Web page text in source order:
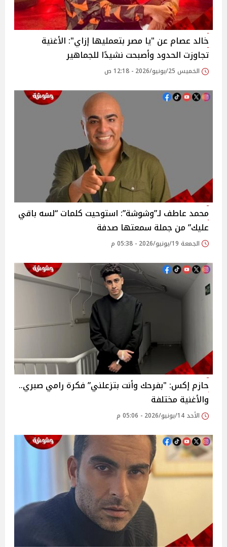
خالد عصام عن "يا مصر بتعمليها إزاي": الأغنية
تجاوزت الحدود وأصبحت نشيدًا للجماهير
الخميس 25/يونيو/2026 - 12:18 ص
محمد عاطف لـ”وشوشة”: استوحيت كلمات “لسه باقي
عليك” من جملة سمعتها صدفة
الجمعة 19/يونيو/2026 - 05:38 م
حازم إكس: "بفرحك وأنت بتزعلني” فكرة رامي صبري..
والأغنية مختلفة
الأحد 14/يونيو/2026 - 05:06 م